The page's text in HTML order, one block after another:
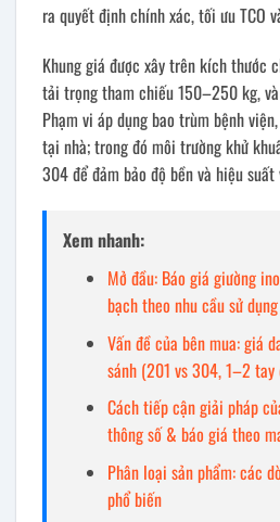
ra quyết định chính xác, tối ưu TCO
Khung giá được xây trên kích thước
tải trọng tham chiếu 150–250 kg,
Phạm vi áp dụng bao trùm bệnh
tại nhà; trong đó môi trường khử
304 để đảm bảo độ bền và hiệu suất
Xem nhanh:
Mở đầu: Báo giá giường
bạch theo nhu cầu sử dụng
Vấn đề của bên mua: giá
sánh (201 vs 304, 1–2 tay
Cách tiếp cận giải pháp
thông số & báo giá theo
Phân loại sản phẩm: các
phổ biến